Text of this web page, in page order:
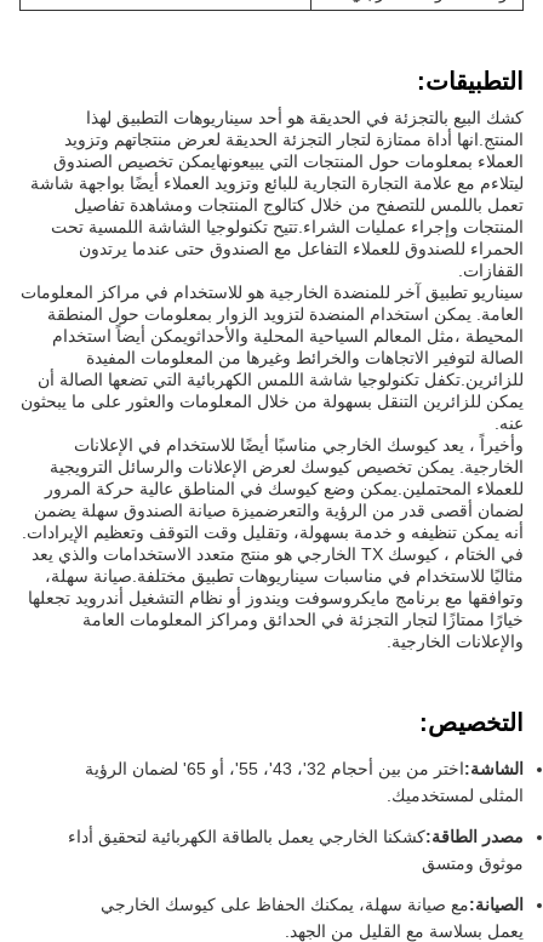
التطبيقات:
كشك البيع بالتجزئة في الحديقة هو أحد سيناريوهات التطبيق لهذا
المنتج.انها أداة ممتازة لتجار التجزئة الحديقة لعرض منتجاتهم وتزويد
العملاء بمعلومات حول المنتجات التي يبيعونهايمكن تخصيص الصندوق
ليتلاءم مع علامة التجارة التجارية للبائع وتزويد العملاء أيضًا بواجهة شاشة
تعمل باللمس للتصفح من خلال كتالوج المنتجات ومشاهدة تفاصيل
المنتجات وإجراء عمليات الشراء.تتيح تكنولوجيا الشاشة اللمسية تحت
الحمراء للصندوق للعملاء التفاعل مع الصندوق حتى عندما يرتدون
القفازات.
سيناريو تطبيق آخر للمنضدة الخارجية هو للاستخدام في مراكز المعلومات
العامة. يمكن استخدام المنضدة لتزويد الزوار بمعلومات حول المنطقة
المحيطة ،مثل المعالم السياحية المحلية والأحداثويمكن أيضاً استخدام
الصالة لتوفير الاتجاهات والخرائط وغيرها من المعلومات المفيدة
للزائرين.تكفل تكنولوجيا شاشة اللمس الكهربائية التي تضعها الصالة أن
يمكن للزائرين التنقل بسهولة من خلال المعلومات والعثور على ما يبحثون
عنه.
وأخيراً ، يعد كيوسك الخارجي مناسبًا أيضًا للاستخدام في الإعلانات
الخارجية. يمكن تخصيص كيوسك لعرض الإعلانات والرسائل الترويجية
للعملاء المحتملين.يمكن وضع كيوسك في المناطق عالية حركة المرور
لضمان أقصى قدر من الرؤية والتعرضميزة صيانة الصندوق سهلة يضمن
أنه يمكن تنظيفه و خدمة بسهولة، وتقليل وقت التوقف وتعظيم الإيرادات.
في الختام ، كيوسك TX الخارجي هو منتج متعدد الاستخدامات والذي يعد
مثاليًا للاستخدام في مناسبات سيناريوهات تطبيق مختلفة.صيانة سهلة،
وتوافقها مع برنامج مايكروسوفت ويندوز أو نظام التشغيل أندرويد تجعلها
خيارًا ممتازًا لتجار التجزئة في الحدائق ومراكز المعلومات العامة
والإعلانات الخارجية.
التخصيص:
الشاشة:
اختر من بين أحجام 32'، 43'، 55'، أو 65' لضمان الرؤية
المثلى لمستخدميك.
مصدر الطاقة:كشكنا الخارجي يعمل بالطاقة الكهربائية لتحقيق أداء
موثوق ومتسق
الصيانة:مع صيانة سهلة، يمكنك الحفاظ على كيوسك الخارجي
يعمل بسلاسة مع القليل من الجهد.